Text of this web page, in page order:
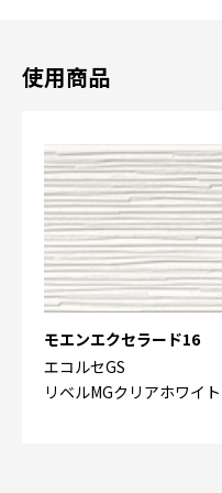
使用商品
モエンエクセラード16
エコルセGS
リベルMGクリアホワイト